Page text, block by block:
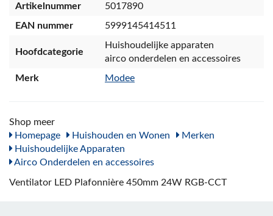
Artikelnummer
5017890
EAN nummer
5999145414511
Hoofdcategorie
Huishoudelijke apparaten
airco onderdelen en accessoires
Merk
Modee
Shop meer
Homepage
Huishouden en Wonen
Merken
Huishoudelijke Apparaten
Airco Onderdelen en accessoires
Ventilator LED Plafonnière 450mm 24W RGB-CCT